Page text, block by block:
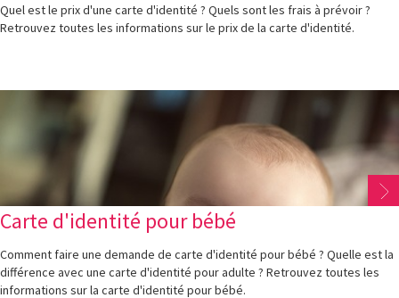
Quel est le prix d'une carte d'identité ? Quels sont les frais à prévoir ?
Retrouvez toutes les informations sur le prix de la carte d'identité.
Carte d'identité pour bébé
Comment faire une demande de carte d'identité pour bébé ? Quelle est la
différence avec une carte d'identité pour adulte ? Retrouvez toutes les
informations sur la carte d'identité pour bébé.